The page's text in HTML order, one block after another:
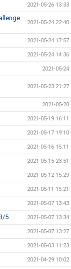
2021-05-26 13:33
2021-05-24 22:40
2021-05-24 17:57
2021-05-24 14:36
2021-05-24
2021-05-23 21:27
2021-05-20
2021-05-19 16:11
2021-05-17 19:10
2021-05-16 15:11
2021-05-15 23:51
2021-05-12 15:29
2021-05-11 15:21
2021-05-07 13:43
5 2021-05-07 13:34
2021-05-07 13:27
2021-05-03 11:23
2021-04-29 10:02